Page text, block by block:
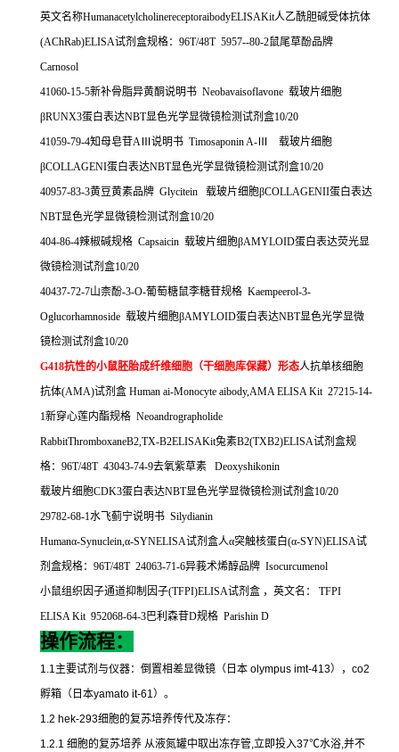
英文名称HumanacetylcholinereceptoraibodyELISAKit人乙酰胆碱受体抗体
(AChRab)ELISA试剂盒规格： 96T/48T 5957--80-2鼠尾草酚品牌
Carnosol
41060-15-5新补骨脂异黄酮说明书 Neobavaisoflavone 载玻片细胞
βRUNX3蛋白表达NBT显色光学显微镜检测试剂盒10/20
41059-79-4知母皂苷A Ⅲ说明书 Timosaponin A-
载玻片细胞
βCOLLAGENI蛋白表达NBT显色光学显微镜检测试剂盒10/20
40957-83-3黄豆黄素品牌 Glycitein 载玻片细胞βCOLLAGENII蛋白表达
NBT显色光学显微镜检测试剂盒10/20
404-86-4辣椒碱规格 Capsaicin 载玻片细胞βAMYLOID蛋白表达荧光显
微镜检测试剂盒10/20
40437-72-7山柰酚-3-O-葡萄糖鼠李糖苷规格 Kaempeerol-3-
Oglucorhamnoside 载玻片细胞βAMYLOID蛋白表达NBT显色光学显微
镜检测试剂盒10/20
G418抗性的小鼠胚胎成纤维细胞（干细胞库保藏）形态人抗单核细胞
抗体(AMA)试剂盒 Human ai-Monocyte aibody,AMA ELISA Kit 27215-14-
1新穿心莲内酯规格 Neoandrographolide
RabbitThromboxaneB2,TX-B2ELISAKit兔素B2(TXB2)ELISA试剂盒规
格： 96T/48T 43043-74-9去氧紫草素
Deoxyshikonin
载玻片细胞CDK3蛋白表达NBT显色光学显微镜检测试剂盒10/20
29782-68-1水飞蓟宁说明书 Silydianin
Humanα-Synuclein,α-SYNELISA试剂盒人α突触核蛋白(α-SYN)ELISA试
剂盒规格： 96T/48T 24063-71-6异莪术烯醇品牌 Isocurcumenol
小鼠组织因子通道抑制因子(TFPI)ELISA试剂盒 ，英文名：
TFPI
ELISA Kit 952068-64-3巴利森苷D规格 Parishin D
操作流程：
1.1主要试剂与仪器：倒置相差显微镜（日本 olympus imt-413）， co2
孵箱（日本yamato it-61）。
1.2 hek-293细胞的复苏培养传代及冻存：
1.2.1 细胞的复苏培养 从液氮罐中取出冻存管,立即投入37℃水浴,并不